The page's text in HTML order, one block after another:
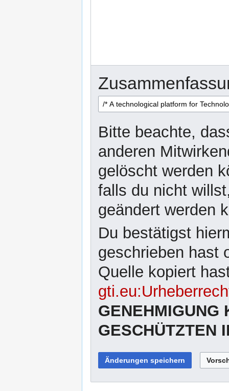
Bitte beachte,
anderen
gelöscht werden
falls du nicht
geändert werden
Du bestätigst
geschrieben hast
Quelle kopiert
GENEHMIGUNG
GESCHÜTZTEN